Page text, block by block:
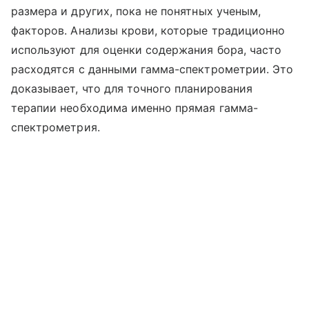
размера и других, пока не понятных ученым,
факторов. Анализы крови, которые традиционно
используют для оценки содержания бора, часто
расходятся с данными гамма-спектрометрии. Это
доказывает, что для точного планирования
терапии необходима именно прямая гамма-
спектрометрия.